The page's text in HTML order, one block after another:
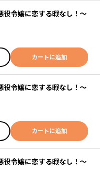
令嬢に恋する暇なし！～
カートに追加
令嬢に恋する暇なし！～
カートに追加
令嬢に恋する暇なし！～